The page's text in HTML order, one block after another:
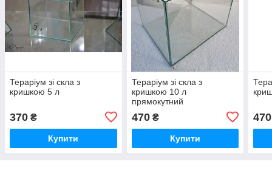
Тераріум зі скла з
кришкою 5 л
370 ₴
Купити
Тераріум зі скла з
кришкою 10 л
прямокутний
470₴
Купити
470